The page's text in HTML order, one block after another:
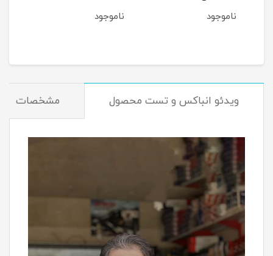
ناموجود ناموجود
ویدئو انباکس و تست محصول مشخصات